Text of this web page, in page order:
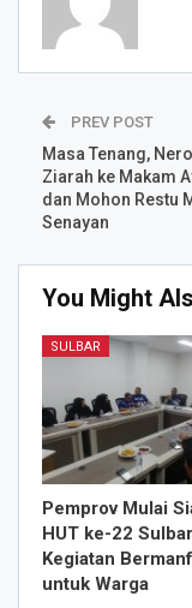
PREV POST
Masa Tenang,
Ziarah ke Makam
dan Mohon Restu
Senayan
You Might
SULBAR
Pemprov Mulai
HUT ke-22
Kegiatan
untuk Warga